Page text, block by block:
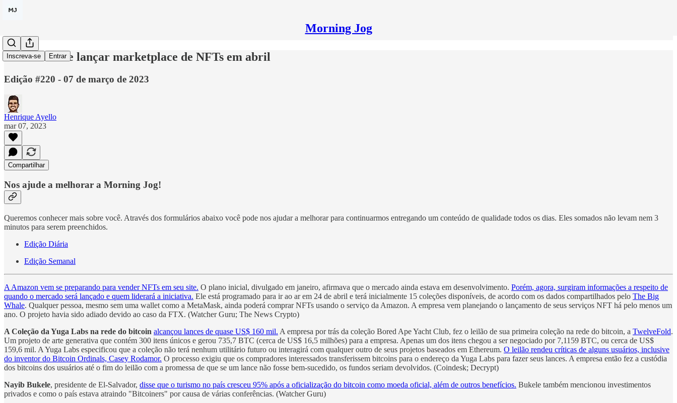
Morning Jog
Inscreva-se Entrar
Amazon deve lançar marketplace de NFTs em abril
Edição #220 - 07 de março de 2023
Henrique Ayello
mar 07, 2023
Compartilhar
Nos ajude a melhorar a Morning Jog!
Queremos conhecer mais sobre você. Através dos formulários abaixo você pode nos ajudar a melhorar para continuarmos entregando um conteúdo de qualidade todos os dias. Eles somados não levam nem 3
minutos para serem preenchidos.
Edição Diária
Edição Semanal
A Amazon vem se preparando para vender NFTs em seu site. O plano inicial, divulgado em janeiro, afirmava que o mercado ainda estava em desenvolvimento. Porém, agora, surgiram informações a respeito de
quando o mercado será lançado e quem liderará a iniciativa. Ele está programado para ir ao ar em 24 de abril e terá inicialmente 15 coleções disponíveis, de acordo com os dados compartilhados pelo The Big
Whale. Qualquer pessoa, mesmo sem uma wallet como a MetaMask, ainda poderá comprar NFTs usando o serviço da Amazon. A empresa vem planejando o lançamento de seus serviços NFT há pelo menos um
ano. O projeto havia sido adiado devido ao caso da FTX. (Watcher Guru; The News Crypto)
A Coleção da Yuga Labs na rede do bitcoin alcançou lances de quase US$ 160 mil. A empresa por trás da coleção Bored Ape Yacht Club, fez o leilão de sua primeira coleção na rede do bitcoin, a TwelveFold.
Um projeto de arte generativa que contém 300 itens únicos e gerou 735,7 BTC (cerca de US$ 16,5 milhões) para a empresa. Apenas um dos itens chegou a ser negociado por 7,1159 BTC, ou cerca de US$
159,6 mil. A Yuga Labs especificou que a coleção não terá nenhum utilitário futuro ou interagirá com qualquer outro de seus projetos baseados em Ethereum. O leilão rendeu críticas de alguns usuários, inclusive
do inventor do Bitcoin Ordinals, Casey Rodamor. O processo exigiu que os compradores interessados transferissem bitcoins para o endereço da Yuga Labs para fazer seus lances. A empresa então fez a custódia
dos bitcoins dos usuários até o fim do leilão com a promessa de que se um lance não fosse bem-sucedido, os fundos seriam devolvidos. (Coindesk; Decrypt)
Nayib Bukele, presidente de El-Salvador, disse que o turismo no país cresceu 95% após a oficialização do bitcoin como moeda oficial, além de outros benefícios. Bukele também mencionou investimentos
privados e como o país estava atraindo "Bitcoiners" por causa de várias conferências. (Watcher Guru)